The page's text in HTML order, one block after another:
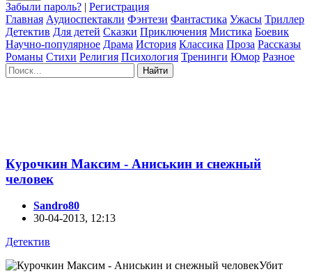
Забыли пароль? | Регистрация
Главная Аудиоспектакли Фэнтези Фантастика Ужасы Триллер
Детектив Для детей Сказки Приключения Мистика Боевик
Научно-популярное Драма История Классика Проза Рассказы
Романы Стихи Религия Психология Тренинги Юмор Разное
Найти
Курочкин Максим - Аниськин и снежный
человек
Sandro80
30-04-2013, 12:13
Детектив
Убит